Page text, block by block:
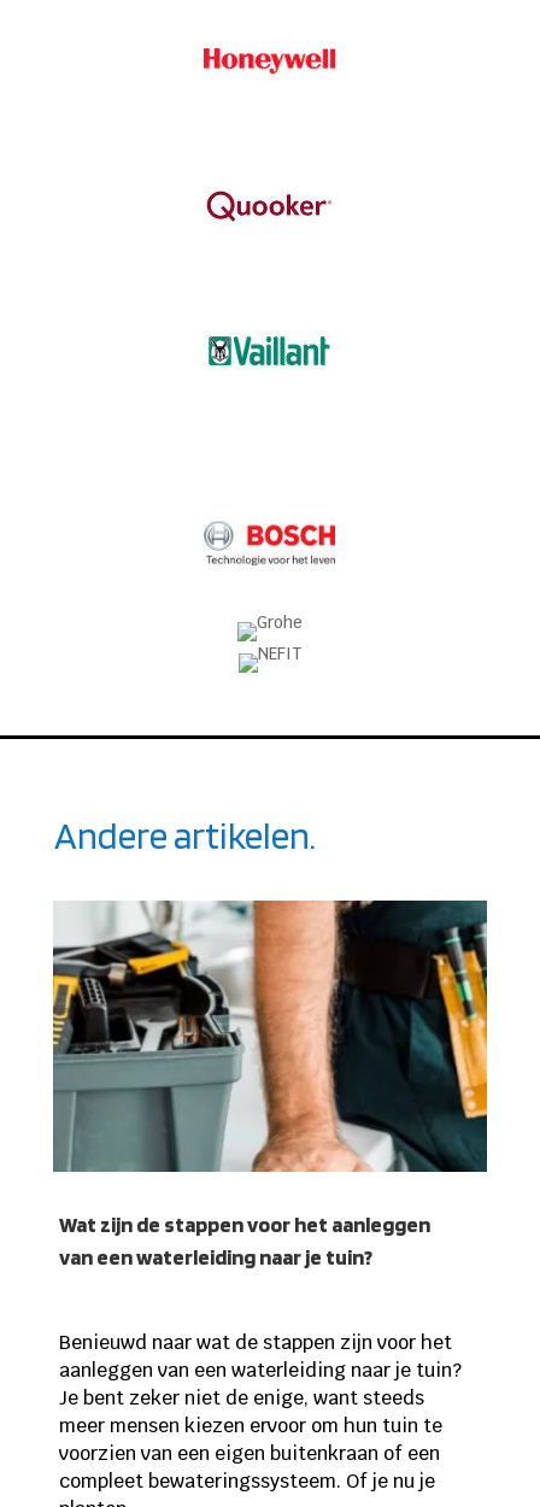
Andere artikelen.
Wat zijn de stappen voor het aanleggen
van een waterleiding naar je tuin?
Benieuwd naar wat de stappen zijn voor het
aanleggen van een waterleiding naar je tuin?
Je bent zeker niet de enige, want steeds
meer mensen kiezen ervoor om hun tuin te
voorzien van een eigen buitenkraan of een
compleet bewateringssysteem. Of je nu je